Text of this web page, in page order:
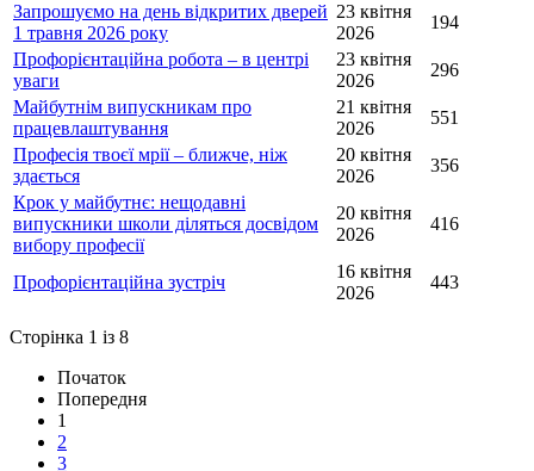
Запрошуємо на день відкритих дверей
1 травня 2026 року
23 квітня
2026
194
Профорієнтаційна робота – в центрі
уваги
23 квітня
2026
296
Майбутнім випускникам про
працевлаштування
21 квітня
2026
551
Професія твоєї мрії – ближче, ніж
здається
20 квітня
2026
356
Крок у майбутнє: нещодавні
випускники школи діляться досвідом
вибору професії
20 квітня
2026
416
Профорієнтаційна зустріч
16 квітня
2026
443
Сторінка 1 із 8
Початок
Попередня
1
2
3